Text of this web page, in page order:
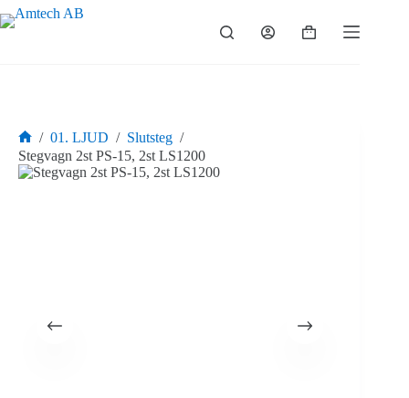
Hoppa
till
Varukorg
Hem
/ 01. LJUD / Slutsteg /
Stegvagn 2st PS-15, 2st LS1200